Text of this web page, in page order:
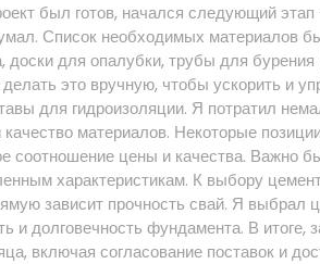
был готов, начался следующий
Список необходимых материалов
доски для опалубки, трубы для
это вручную, чтобы ускорить и
для гидроизоляции. Я потратил
материалов. Некоторые
соотношение цены и качества. Важно
характеристикам. К выбору
зависит прочность свай. Я
и долговечность фундамента. В
включая согласование поставок и